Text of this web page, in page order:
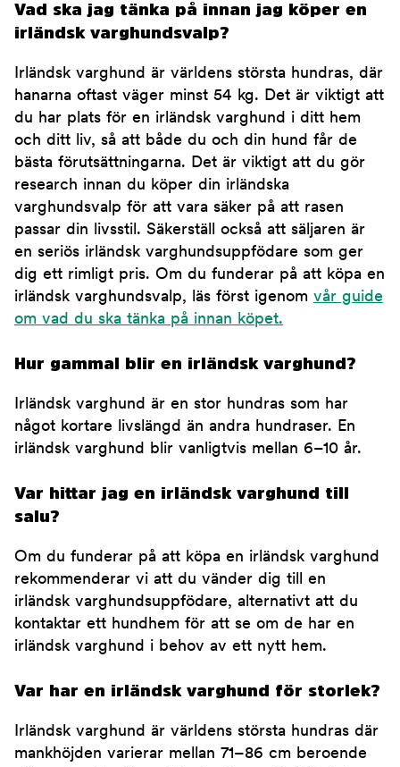
Vad ska jag tänka på innan jag köper en
irländsk varghundsvalp?
Irländsk varghund är världens största hundras, där
hanarna oftast väger minst 54 kg. Det är viktigt att
du har plats för en irländsk varghund i ditt hem
och ditt liv, så att både du och din hund får de
bästa förutsättningarna. Det är viktigt att du gör
research innan du köper din irländska
varghundsvalp för att vara säker på att rasen
passar din livsstil. Säkerställ också att säljaren är
en seriös irländsk varghundsuppfödare som ger
dig ett rimligt pris. Om du funderar på att köpa en
irländsk varghundsvalp, läs först igenom vår guide
om vad du ska tänka på innan köpet.
Hur gammal blir en irländsk varghund?
Irländsk varghund är en stor hundras som har
något kortare livslängd än andra hundraser. En
irländsk varghund blir vanligtvis mellan 6–10 år.
Var hittar jag en irländsk varghund till
salu?
Om du funderar på att köpa en irländsk varghund
rekommenderar vi att du vänder dig till en
irländsk varghundsuppfödare, alternativt att du
kontaktar ett hundhem för att se om de har en
irländsk varghund i behov av ett nytt hem.
Var har en irländsk varghund för storlek?
Irländsk varghund är världens största hundras där
mankhöjden varierar mellan 71–86 cm beroende